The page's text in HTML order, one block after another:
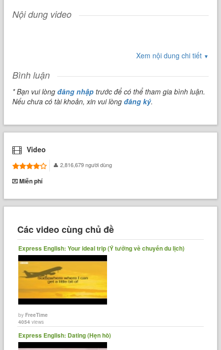
Nội dung video
Xem nội dung chi tiết ▼
Bình luận
* Bạn vui lòngđăng nhập trước để có thể tham gia bình luận.
Nếu chưa có tài khoản, xin vui lòngđăng ký.
Video
2,816,679 người dùng
Miễn phí
Các video cùng chủ đề
Express English: Your ideal trip (Ý tưởng về chuyến du lịch)
byFreeTime
4054 views
Express English: Dating (Hẹn hò)